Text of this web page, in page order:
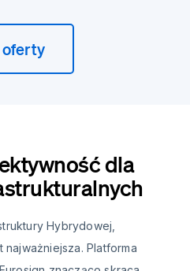
oferty
dla
Hybrydowej,
Platforma